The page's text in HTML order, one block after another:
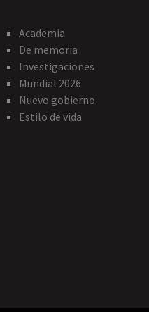
Academia
De memoria
Investigaciones
Mundial 2026
Nuevo gobierno
Estilo de vida